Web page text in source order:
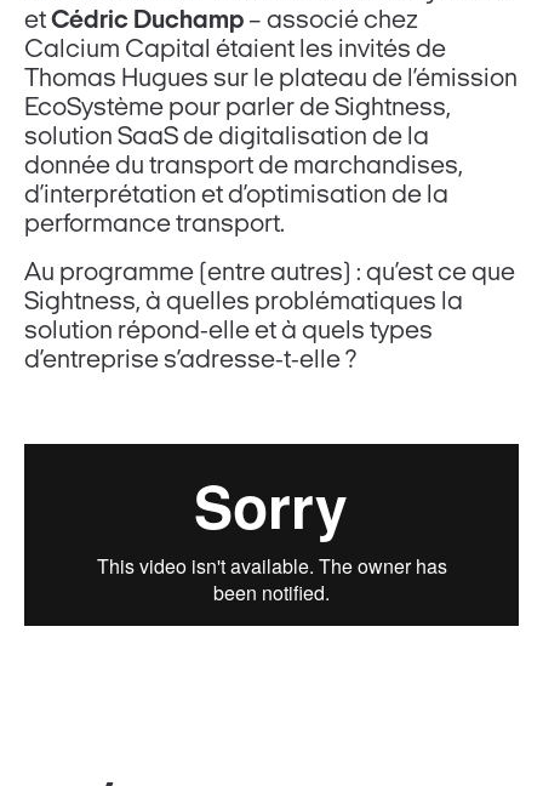
etCédric Duchamp – associé chez
Calcium Capital étaient les invités de
Thomas Hugues sur le plateau de l’émission
EcoSystème pour parler de Sightness,
solution SaaS de digitalisation de la
donnée du transport de marchandises,
d’interprétation et d’optimisation de la
performance transport.
Au programme (entre autres) : qu’est ce que
Sightness, à quelles problématiques la
solution répond-elle et à quels types
d’entreprise s’adresse-t-elle ?